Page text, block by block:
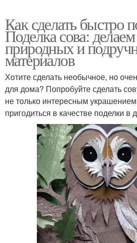
Как сделать быстро
Поделка сова:
природных и
материалов
Хотите сделать необычное, но
для дома? Попробуйте сделать
не только интересным
пригодиться в качестве поделки в